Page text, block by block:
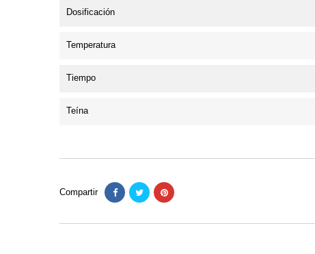
Dosificación
Temperatura
Tiempo
Teína
Compartir